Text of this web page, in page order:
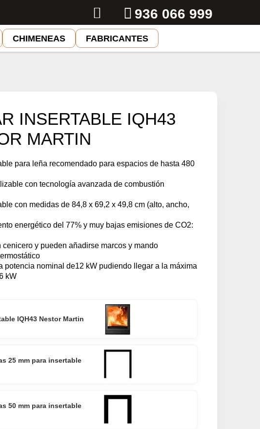
936 066 999
CHIMENEAS FABRICANTES
INSERTABLE IQH43
MARTIN
para leña recomendado para espacios de hasta 480
con tecnología avanzada de combustión
con medidas de 84,8 x 69,2 x 49,8 cm (alto, ancho,
energético del 77% y muy bajas emisiones de CO2:
cenicero y pueden añadirse marcos y mando
potencia nominal de12 kW pudiendo llegar a la máxima
kW
IQH43 Nestor Martin
25 mm para insertable
50 mm para insertable